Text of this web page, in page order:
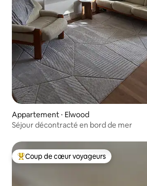
Appartement ⋅ Elwood
Séjour décontracté en bord de mer
Coups de cœur voyageurs les plus
Coup de cœur voyageurs